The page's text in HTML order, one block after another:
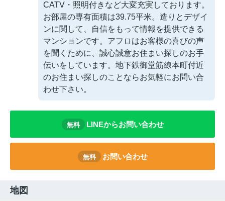
CATV・照明付きなど大変充実しております。
お部屋の専有面積は39.75平米。造りとデザイ
ンに関して、自信をもって情報を提供できる
マンションです。アフロはお客様の喜びの声
を聞くために、誠心誠意お住まい探しのお手
伝いをしています。地下鉄御堂筋線本町付近
のお住まい探しのことならお気軽にお問い合
わせ下さい。
無料 LINEからお問い合わせ
無料 お問い合わせ
地図